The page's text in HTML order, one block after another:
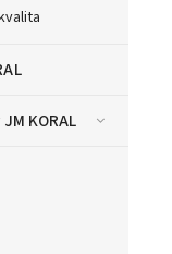
KORAL